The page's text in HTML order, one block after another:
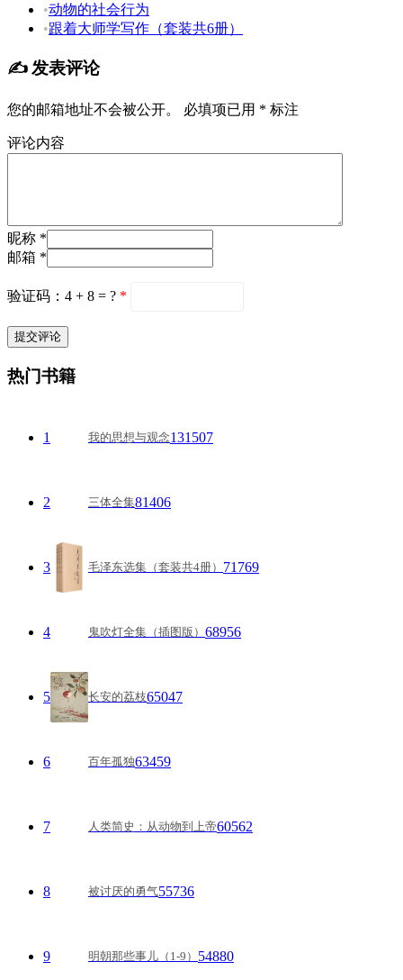
•动物的社会行为
•跟着大师学写作（套装共6册）
✍️ 发表评论
您的邮箱地址不会被公开。 必填项已用 * 标注
评论内容
昵称 *
邮箱 *
验证码：4 + 8 = ? *
热门书籍
1 我的思想与观念131507
2 三体全集81406
3 毛泽东选集（套装共4册） 71769
4 鬼吹灯全集（插图版） 68956
5 长安的荔枝65047
6 百年孤独63459
7 人类简史：从动物到上帝60562
8 被讨厌的勇气55736
9 明朝那些事儿（1-9） 54880